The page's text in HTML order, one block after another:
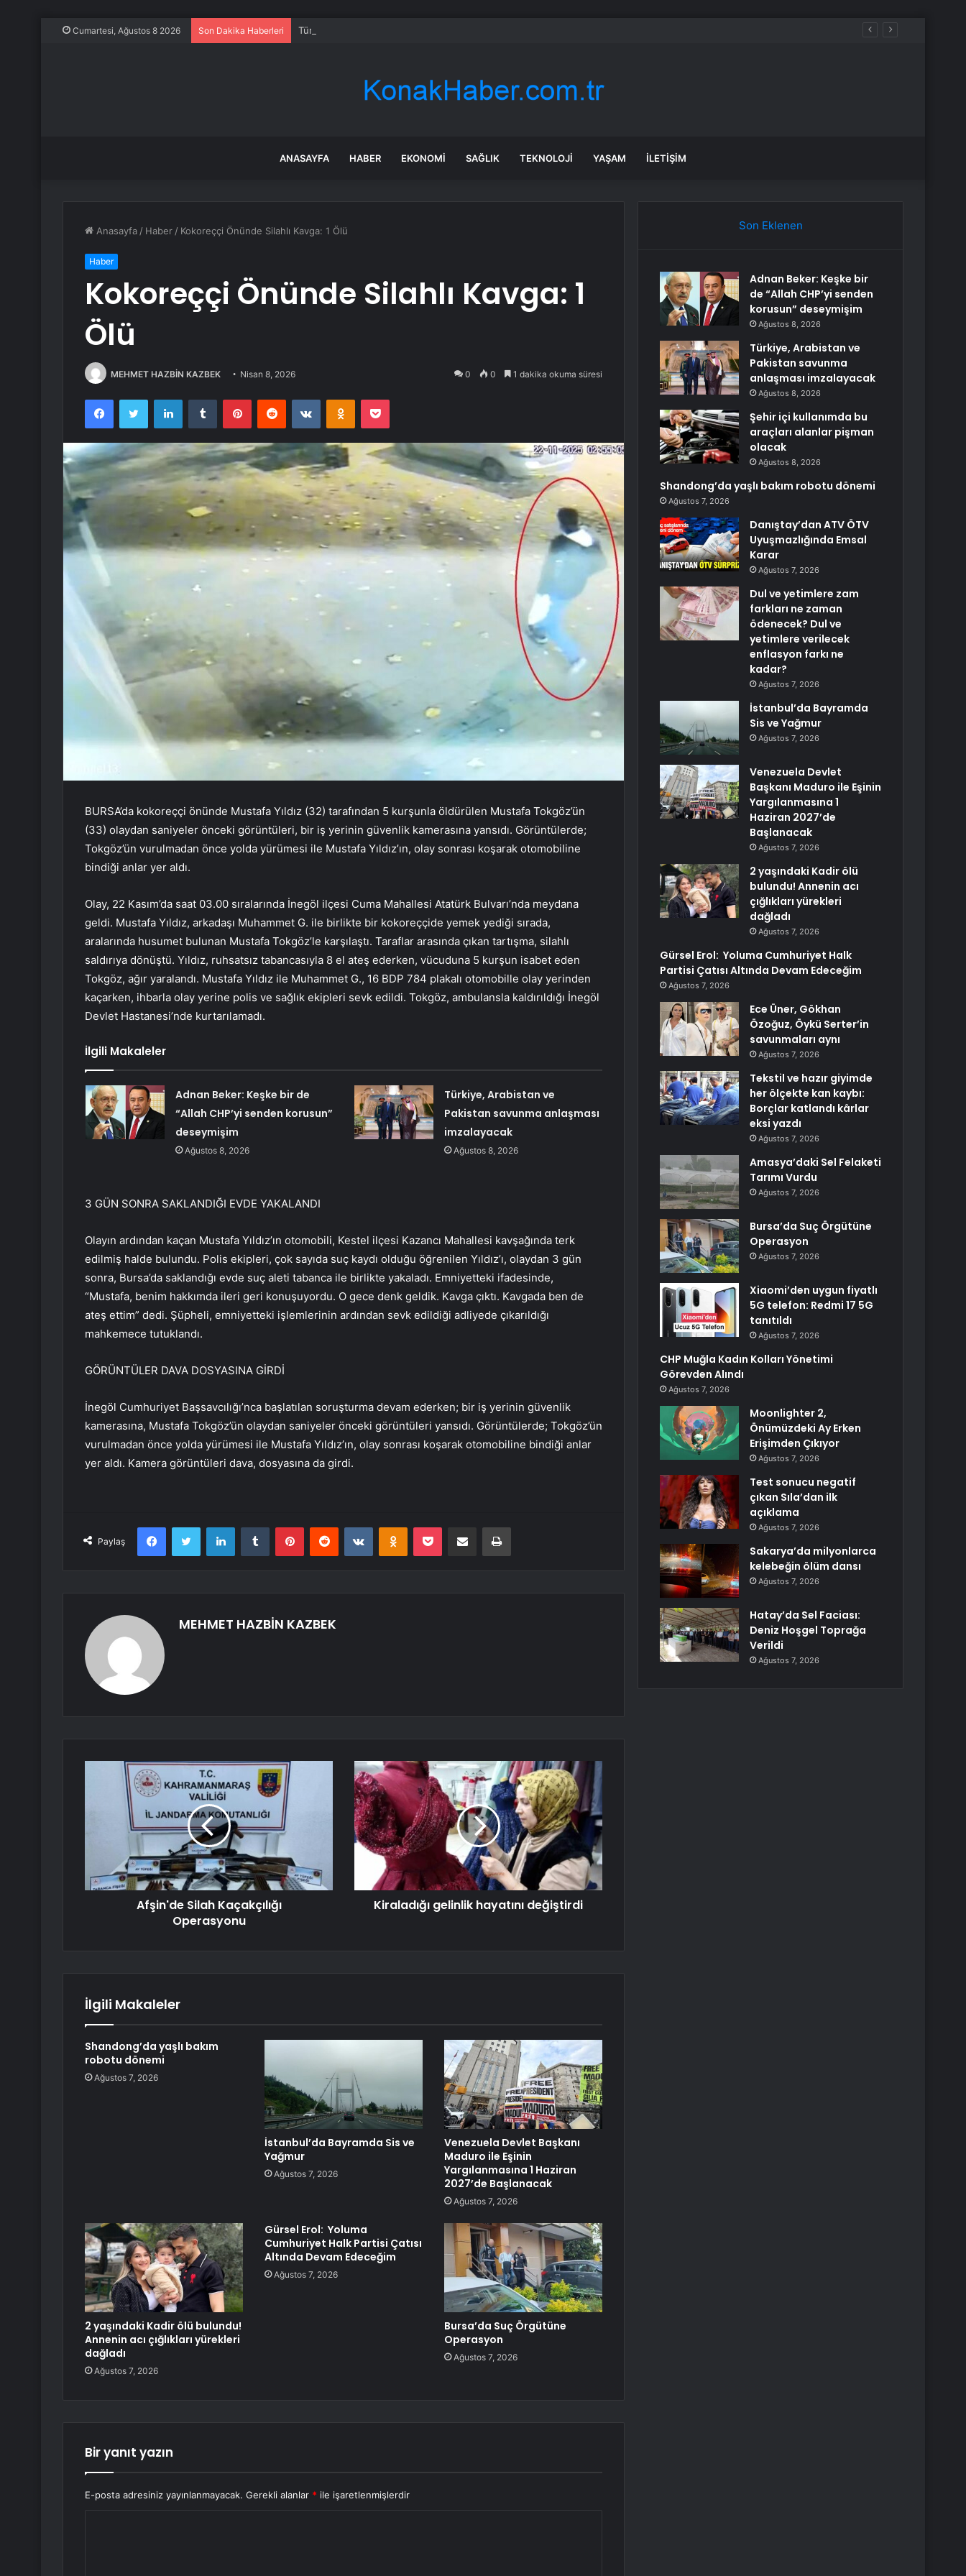
Cumartesi, Ağustos 8 2026 Son Dakika Haberleri Türkiye, Arabistan ve Pakistan savunma anlaşması imzalayacak
ANASAYFA HABER EKONOMI SAĞLIK TEKNOLOJI YAŞAM İLETIŞIM
Anasayfa / Haber / Kokoreççi Önünde Silahlı Kavga: 1 Ölü
Haber
Kokoreççi Önünde Silahlı Kavga: 1
Ölü
MEHMET HAZBİN KAZBEK Nisan 8, 2026 0 0 1 dakika okuma süresi
FacebookTwitter LinkedInTumblr PinterestReddit VKontakteOdnoklassniki
Pocket
BURSA’da kokoreççi önünde Mustafa Yıldız (32) tarafından 5 kurşunla öldürülen Mustafa Tokgöz’ün
(33) olaydan saniyeler önceki görüntüleri, bir iş yerinin güvenlik kamerasına yansıdı. Görüntülerde;
Tokgöz’ün vurulmadan önce yolda yürümesi ile Mustafa Yıldız’ın, olay sonrası koşarak otomobiline
bindiği anlar yer aldı.
Olay, 22 Kasım’da saat 03.00 sıralarında İnegöl ilçesi Cuma Mahallesi Atatürk Bulvarı’nda meydana
geldi. Mustafa Yıldız, arkadaşı Muhammet G. ile birlikte bir kokoreççide yemek yediği sırada,
aralarında husumet bulunan Mustafa Tokgöz’le karşılaştı. Taraflar arasında çıkan tartışma, silahlı
saldırıya dönüştü. Yıldız, ruhsatsız tabancasıyla 8 el ateş ederken, vücuduna 5 kurşun isabet eden
Tokgöz, ağır yaralandı. Mustafa Yıldız ile Muhammet G., 16 BDP 784 plakalı otomobille olay yerinden
kaçarken, ihbarla olay yerine polis ve sağlık ekipleri sevk edildi. Tokgöz, ambulansla kaldırıldığı İnegöl
Devlet Hastanesi’nde kurtarılamadı.
İlgili Makaleler
Adnan Beker: Keşke bir de
“Allah CHP’yi senden korusun”
deseymişim
Ağustos 8, 2026
Türkiye, Arabistan ve
Pakistan savunma anlaşması
imzalayacak
Ağustos 8, 2026
3 GÜN SONRA SAKLANDIĞI EVDE YAKALANDI
Olayın ardından kaçan Mustafa Yıldız’ın otomobili, Kestel ilçesi Kazancı Mahallesi kavşağında terk
edilmiş halde bulundu. Polis ekipleri, çok sayıda suç kaydı olduğu öğrenilen Yıldız’ı, olaydan 3 gün
sonra, Bursa’da saklandığı evde suç aleti tabanca ile birlikte yakaladı. Emniyetteki ifadesinde,
“Mustafa, benim hakkımda ileri geri konuşuyordu. O gece denk geldik. Kavga çıktı. Kavgada ben de
ateş ettim” dedi. Şüpheli, emniyetteki işlemlerinin ardından sevk edildiği adliyede çıkarıldığı
mahkemece tutuklandı.
GÖRÜNTÜLER DAVA DOSYASINA GİRDİ
İnegöl Cumhuriyet Başsavcılığı’nca başlatılan soruşturma devam ederken; bir iş yerinin güvenlik
kamerasına, Mustafa Tokgöz’ün olaydan saniyeler önceki görüntüleri yansıdı. Görüntülerde; Tokgöz’ün
vurulmadan önce yolda yürümesi ile Mustafa Yıldız’ın, olay sonrası koşarak otomobiline bindiği anlar
yer aldı. Kamera görüntüleri dava, dosyasına da girdi.
Paylaş
FacebookTwitter LinkedInTumblr PinterestReddit VKontakteOdnoklassniki
Pocket E-Posta ile paylaş Yazdır
MEHMET HAZBİN KAZBEK
Afşin'de Silah Kaçakçılığı
Operasyonu
Kiraladığı gelinlik hayatını değiştirdi
İlgili Makaleler
Shandong’da yaşlı bakım
robotu dönemi
Ağustos 7, 2026
İstanbul’da Bayramda Sis ve
Yağmur
Ağustos 7, 2026
Venezuela Devlet Başkanı
Maduro ile Eşinin
Yargılanmasına 1 Haziran
2027’de Başlanacak
Ağustos 7, 2026
2 yaşındaki Kadir ölü bulundu!
Annenin acı çığlıkları yürekleri
dağladı
Ağustos 7, 2026
Gürsel Erol: Yoluma
Cumhuriyet Halk Partisi Çatısı
Altında Devam Edeceğim
Ağustos 7, 2026
Bursa’da Suç Örgütüne
Operasyon
Ağustos 7, 2026
Bir yanıt yazın
E-posta adresiniz yayınlanmayacak. Gerekli alanlar * ile işaretlenmişlerdir
Son Eklenen
Adnan Beker: Keşke bir
de “Allah CHP’yi senden
korusun” deseymişim
Ağustos 8, 2026
Türkiye, Arabistan ve
Pakistan savunma
anlaşması imzalayacak
Ağustos 8, 2026
Şehir içi kullanımda bu
araçları alanlar pişman
olacak
Ağustos 8, 2026
Shandong’da yaşlı bakım robotu dönemi
Ağustos 7, 2026
Danıştay’dan ATV ÖTV
Uyuşmazlığında Emsal
Karar
Ağustos 7, 2026
Dul ve yetimlere zam
farkları ne zaman
ödenecek? Dul ve
yetimlere verilecek
enflasyon farkı ne
kadar?
Ağustos 7, 2026
İstanbul’da Bayramda
Sis ve Yağmur
Ağustos 7, 2026
Venezuela Devlet
Başkanı Maduro ile Eşinin
Yargılanmasına 1
Haziran 2027’de
Başlanacak
Ağustos 7, 2026
2 yaşındaki Kadir ölü
bulundu! Annenin acı
çığlıkları yürekleri
dağladı
Ağustos 7, 2026
Gürsel Erol: Yoluma Cumhuriyet Halk
Partisi Çatısı Altında Devam Edeceğim
Ağustos 7, 2026
Ece Üner, Gökhan
Özoğuz, Öykü Serter’in
savunmaları aynı
Ağustos 7, 2026
Tekstil ve hazır giyimde
her ölçekte kan kaybı:
Borçlar katlandı kârlar
eksi yazdı
Ağustos 7, 2026
Amasya’daki Sel Felaketi
Tarımı Vurdu
Ağustos 7, 2026
Bursa’da Suç Örgütüne
Operasyon
Ağustos 7, 2026
Xiaomi’den uygun fiyatlı
5G telefon: Redmi 17 5G
tanıtıldı
Ağustos 7, 2026
CHP Muğla Kadın Kolları Yönetimi
Görevden Alındı
Ağustos 7, 2026
Moonlighter 2,
Önümüzdeki Ay Erken
Erişimden Çıkıyor
Ağustos 7, 2026
Test sonucu negatif
çıkan Sıla’dan ilk
açıklama
Ağustos 7, 2026
Sakarya’da milyonlarca
kelebeğin ölüm dansı
Ağustos 7, 2026
Hatay’da Sel Faciası:
Deniz Hoşgel Toprağa
Verildi
Ağustos 7, 2026